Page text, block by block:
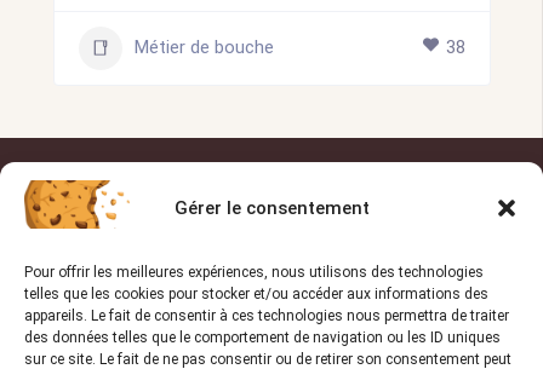
Gérer le consentement
Pour offrir les meilleures expériences, nous utilisons des technologies
telles que les cookies pour stocker et/ou accéder aux informations des
appareils. Le fait de consentir à ces technologies nous permettra de traiter
des données telles que le comportement de navigation ou les ID uniques
sur ce site. Le fait de ne pas consentir ou de retirer son consentement peut
Métier de bouche 38
OUI ARTISAN
Trouvez l’artisan de
confiance pour vos projets !